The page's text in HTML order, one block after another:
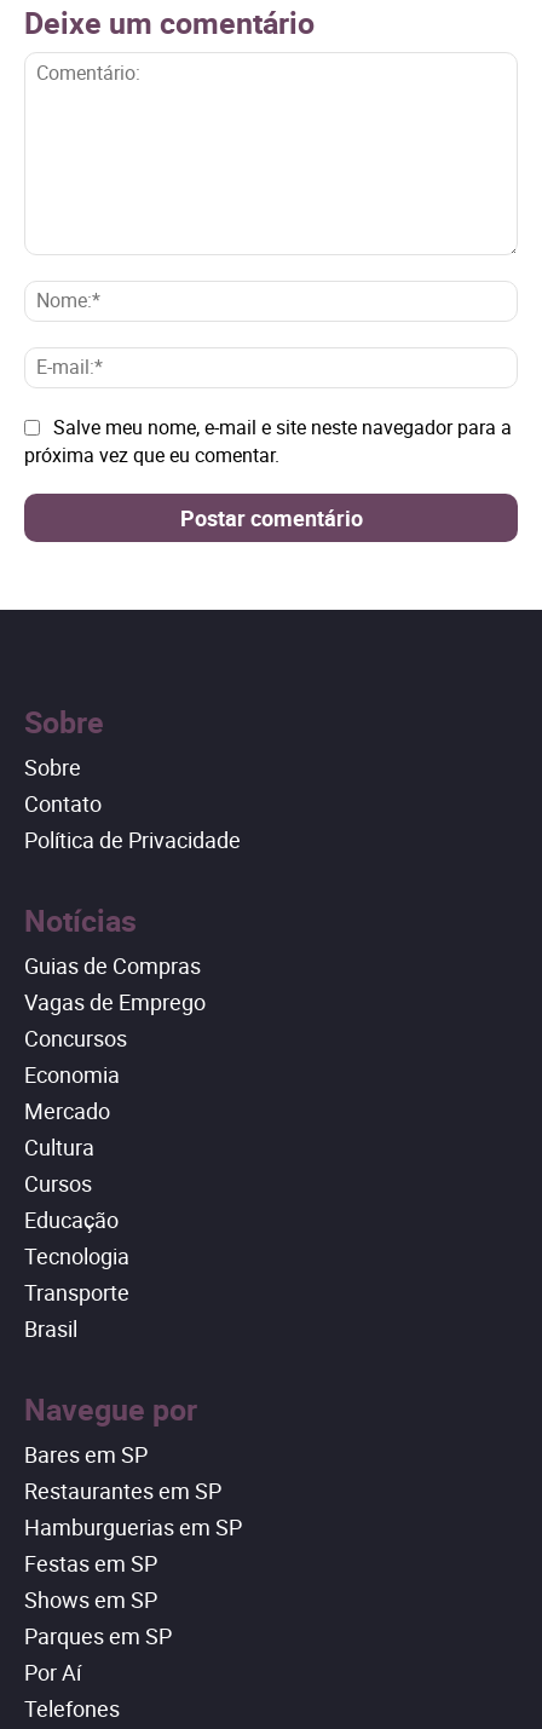
Deixe um comentário
E-
Site: Salve meu nome, e-mail e site neste navegador para a
próxima vez que eu comentar.
Sobre
Sobre
Contato
Política de Privacidade
Notícias
Guias de Compras
Vagas de Emprego
Concursos
Economia
Mercado
Cultura
Cursos
Educação
Tecnologia
Transporte
Brasil
Navegue por
Bares em SP
Restaurantes em SP
Hamburguerias em SP
Festas em SP
Shows em SP
Parques em SP
Por Aí
Telefones